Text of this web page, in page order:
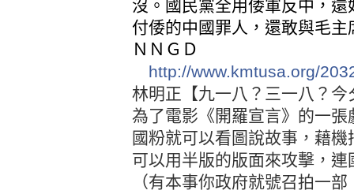
沒。國民黨全用倭軍反中，
付倭的中國罪人，還敢與毛
ＮＮＧＤ
http://www.kmtusa.org/
林明正 【九一八？三一八？
為了電影《開羅宣言》的一
國粉就可以看圖說故事，藉
可以用半版的版面來攻擊，
（有本事你政府就號召拍一